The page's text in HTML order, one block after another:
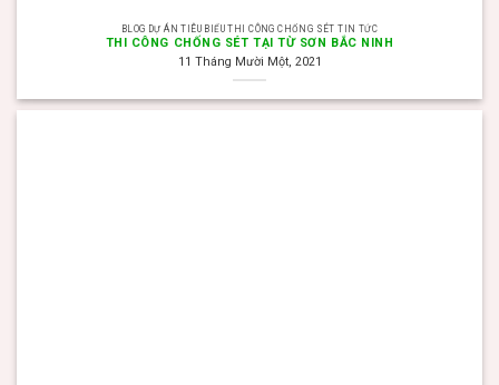
BLOG DỰ ÁN TIÊU BIỂU THI CÔNG CHỐNG SÉT TIN TỨC
THI CÔNG CHỐNG SÉT TẠI TỪ SƠN BẮC NINH
11 Tháng Mười Một, 2021